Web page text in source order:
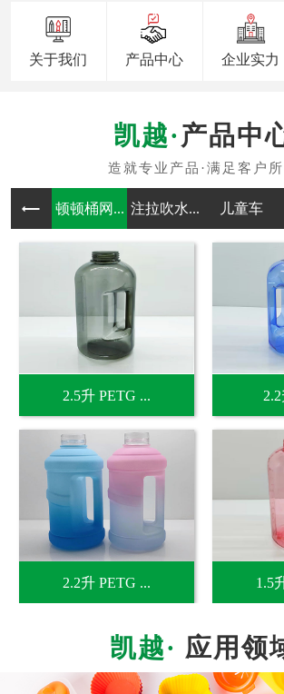
关于我们 产品中心 企业实力
产品中
顿顿桶网... 注拉吹水... 儿童车
2.5升 PETG ...
2.2升 PETG ... 1.5
应用领